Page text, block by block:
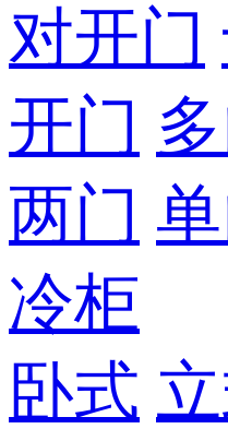
对开门
开门
两门
冷柜
卧式